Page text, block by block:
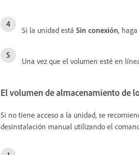
Si la unidad está Sin conexión,
Una vez que el volumen esté en
El volumen de almacenamiento de
Si no tiene acceso a la unidad, se
desinstalación manual utilizando el